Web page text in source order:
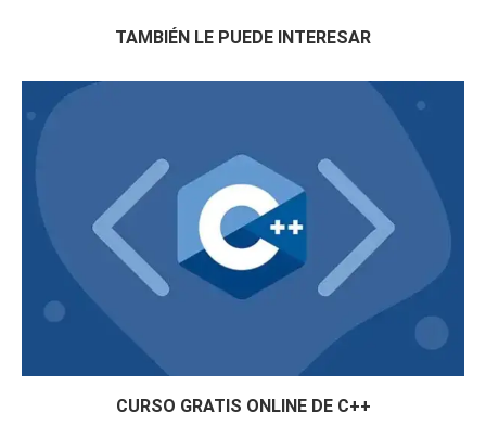
TAMBIÉN LE PUEDE INTERESAR
CURSO GRATIS ONLINE DE C++